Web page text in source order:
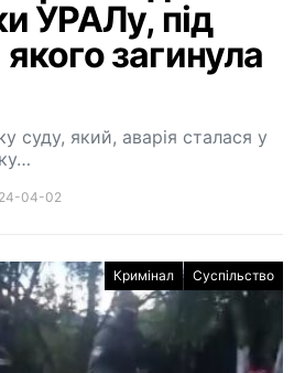
УРАЛу, під
загинула
суду, який, аварія сталася у
04-02
Кримінал Суспільство